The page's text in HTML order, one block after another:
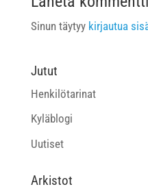
Sinun täytyy kirjautua
Jutut
Henkilötarinat
Kyläblogi
Uutiset
Arkistot